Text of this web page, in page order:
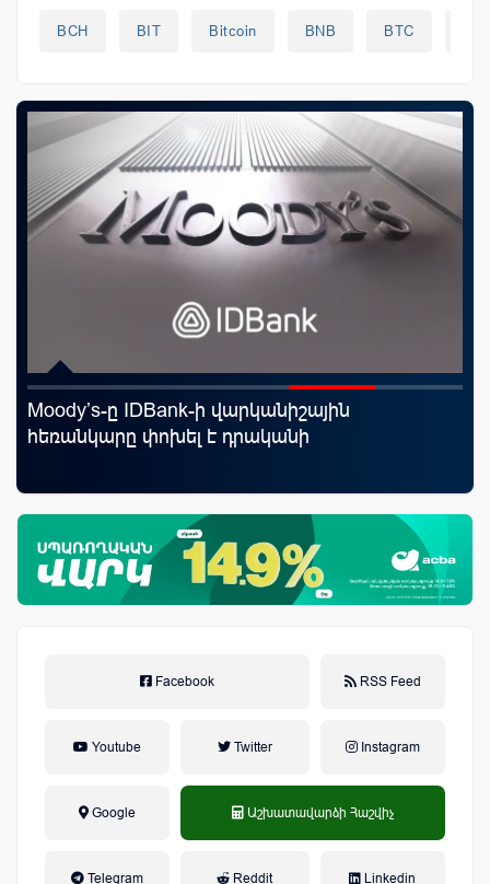
BCH BIT Bitcoin BNB BTC
Moody’s-ը IDBank-ի վարկանիշային
հեռանկարը փոխել է դրականի
Facebook RSS Feed
Youtube Twitter Instagram
Google Աշխատավարձի Հաշվիչ
Telegram
Reddit Linkedin